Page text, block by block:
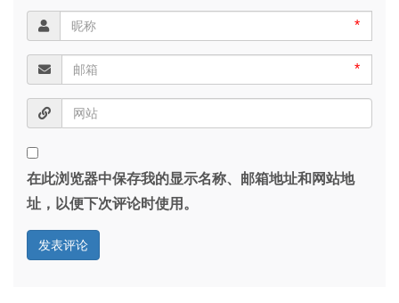
*
*
在此浏览器中保存我的显示名称、邮箱地址和网站地
址，以便下次评论时使用。